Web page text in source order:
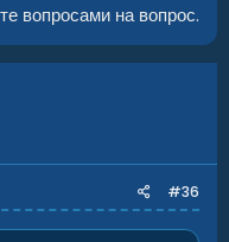
вопросами на вопрос.
#36